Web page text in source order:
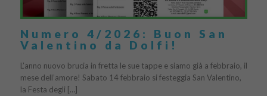
Numero 4/2026: Buon San
Valentino da Dolfi!
L’anno nuovo brucia in fretta le sue tappe e siamo già a febbraio, il
mese dell’amore! Sabato 14 febbraio si festeggia San Valentino,
la Festa degli […]